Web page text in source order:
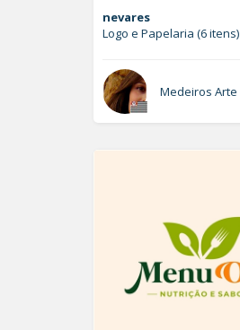
nevares
Logo e Papelaria (6 itens)
Medeiros Arte